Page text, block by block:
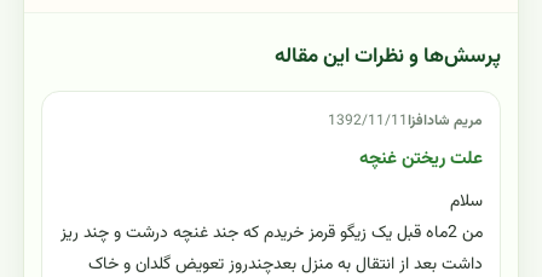
پرسش‌ها و نظرات این مقاله
مریم شادافزا1392/11/11
علت ریختن غنچه
سلام
من 2ماه قبل یک زیگو قرمز خریدم که جند غنچه درشت و چند ریز
داشت بعد از انتقال به منزل بعدچندروز تعویض گلدان و خاک